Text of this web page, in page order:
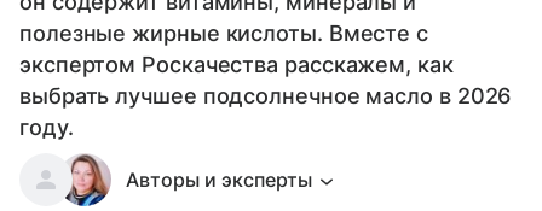
полезные жирные кислоты. Вместе с
экспертом Роскачества расскажем, как
выбрать лучшее подсолнечное масло в 2026
году.
Авторы и эксперты